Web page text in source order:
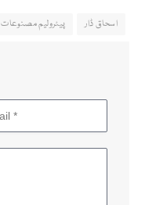
اسحاق ڈار پیٹرولیم مصنوعات